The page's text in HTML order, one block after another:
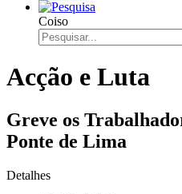
Coiso
Acção e Luta
Greve os
Ponte de Lima
Detalhes